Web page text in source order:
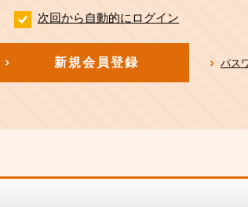
次回から自動的にログイン
新規会員登録 パス